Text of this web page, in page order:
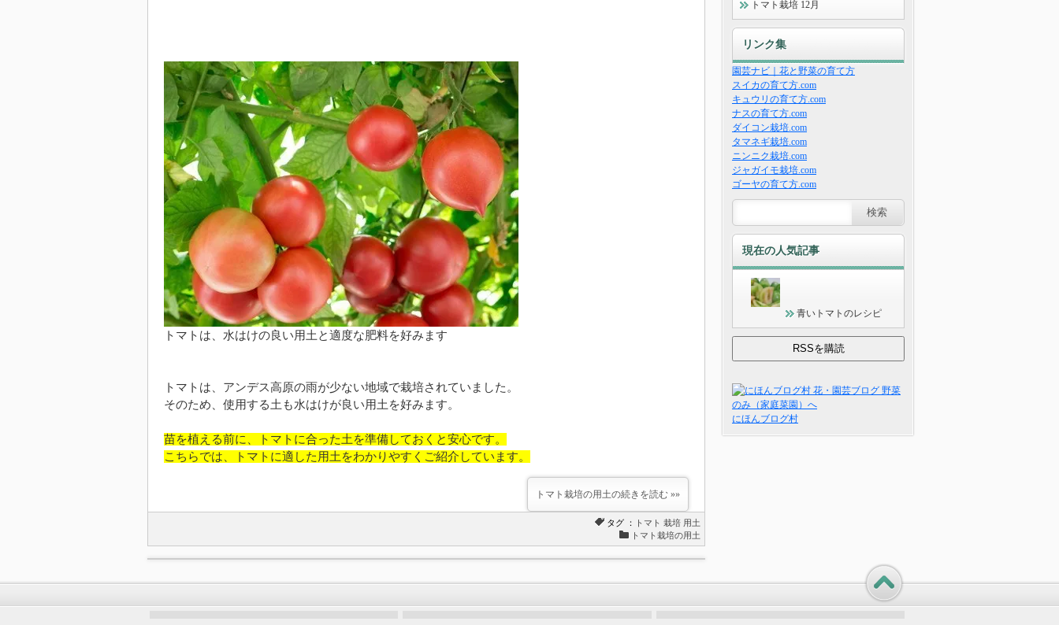
トマトは、水はけの良い用土と適度な肥料を好みます
トマトは、アンデス高原の雨が少ない地域で栽培されていました。
そのため、使用する土も水はけが良い用土を好みます。
苗を植える前に、トマトに合った土を準備しておくと安心です。
こちらでは、トマトに適した用土をわかりやすくご紹介しています。
トマト栽培の用土の続きを読む »»
タグ ： トマト 栽培 用土
トマト栽培の用土
トマト栽培 12月
リンク集
園芸ナビ｜花と野菜の育て方
スイカの育て方.com
キュウリの育て方.com
ナスの育て方.com
ダイコン栽培.com
タマネギ栽培.com
ニンニク栽培.com
ジャガイモ栽培.com
ゴーヤの育て方.com
現在の人気記事
青いトマトのレシピ
にほんブログ村